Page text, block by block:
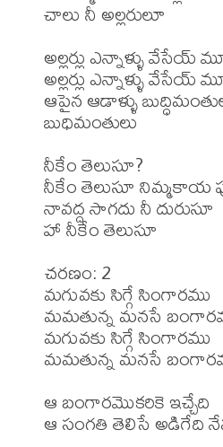
చాలు నీ అల్లరులూ
అల్లర్లు ఎన్నాళ్ళు వేసేయ్
అల్లర్లు ఎన్నాళ్ళు వేసేయ్
ఆపైన ఆడాళ్ళు
బుధిమంతులు
నీకేం తెలుసూ?
నీకేం తెలుసూ నిమ్మకాయ
నావద్ద సాగదు నీ దురుసూ
హా నీకేం తెలుసూ
చరణం: 2
మగువకు సిగ్గే సింగారము
మమతున్న మనసే
మగువకు సిగ్గే సింగారము
మమతున్న మనసే
ఆ బంగారమొకరికె ఇచ్చేది
ఆ సంగతి తెలిసే అడిగేది